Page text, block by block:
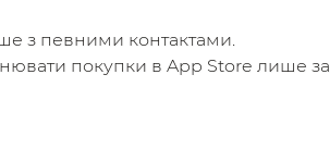
з певними контактами.
покупки в App Store лише за